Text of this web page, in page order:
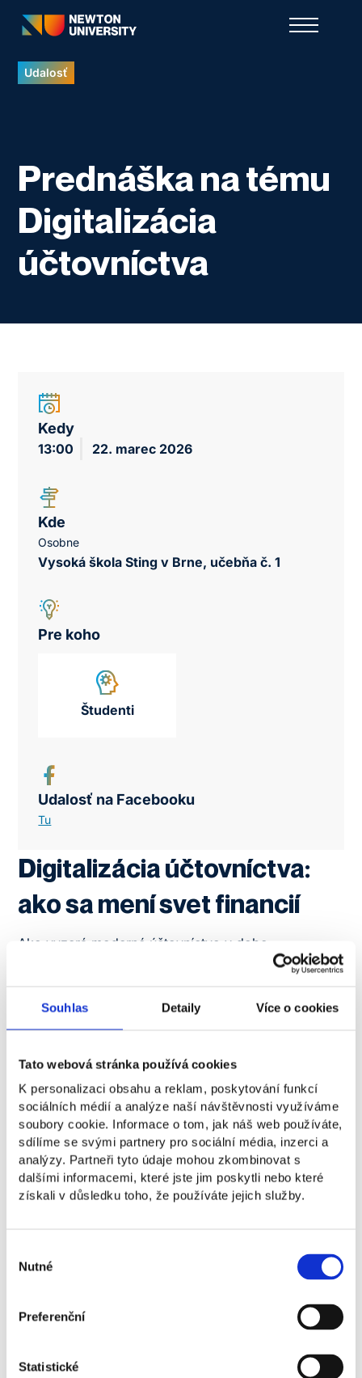
Souhlas Detaily Více o cookies
Tato webová stránka používá cookies
K personalizaci obsahu a reklam, poskytování funkcí
sociálních médií a analýze naší návštěvnosti využíváme
soubory cookie. Informace o tom, jak náš web používáte,
sdílíme se svými partnery pro sociální média, inzerci a
analýzy. Partneři tyto údaje mohou zkombinovat s
dalšími informacemi, které jste jim poskytli nebo které
získali v důsledku toho, že používáte jejich služby.
souhlasu
Nutné
Preferenční
Statistické
Udalosť
Prednáška na tému
Digitalizácia
účtovníctva
Kedy
13:00 22. marec 2026
Kde
Osobne
Vysoká škola Sting v Brne, učebňa č. 1
Pre koho
Študenti
Udalosť na Facebooku
Tu
Digitalizácia účtovníctva:
ako sa mení svet financií
Ako vyzerá moderné účtovníctvo v dobe
digitalizácie? Príďte si vypočuť prednášku Martina
Tyšera a zistiť, ako technológie menia tradičné
BEZPLATNÉ
Akcia je určená pre študentov Vysokej školy Sting
a NEWTON University.
Martin Tyšer je CEO spoločnosti Nastejnelodi.cz,
ktorá získala ocenenie Účtovná firma roka 2025.
Dlhodobo sa venuje inováciám v oblasti účtovníctva
na to, ako efektívne využívať moderné nástroje